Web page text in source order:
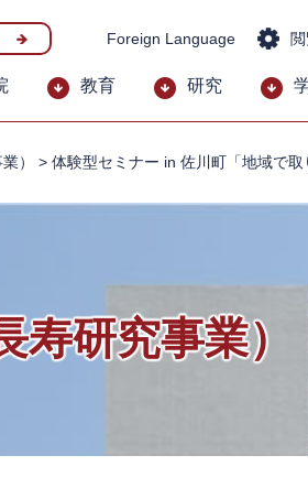
Foreign Language
教育 研究
） > 体験型セミナー in 佐川町「地域で
研究事業）